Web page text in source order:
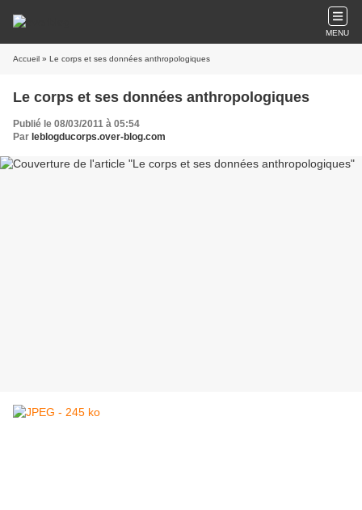
MENU
Accueil » Le corps et ses données anthropologiques
Le corps et ses données anthropologiques
Publié le 08/03/2011 à 05:54
Par leblogducorps.over-blog.com